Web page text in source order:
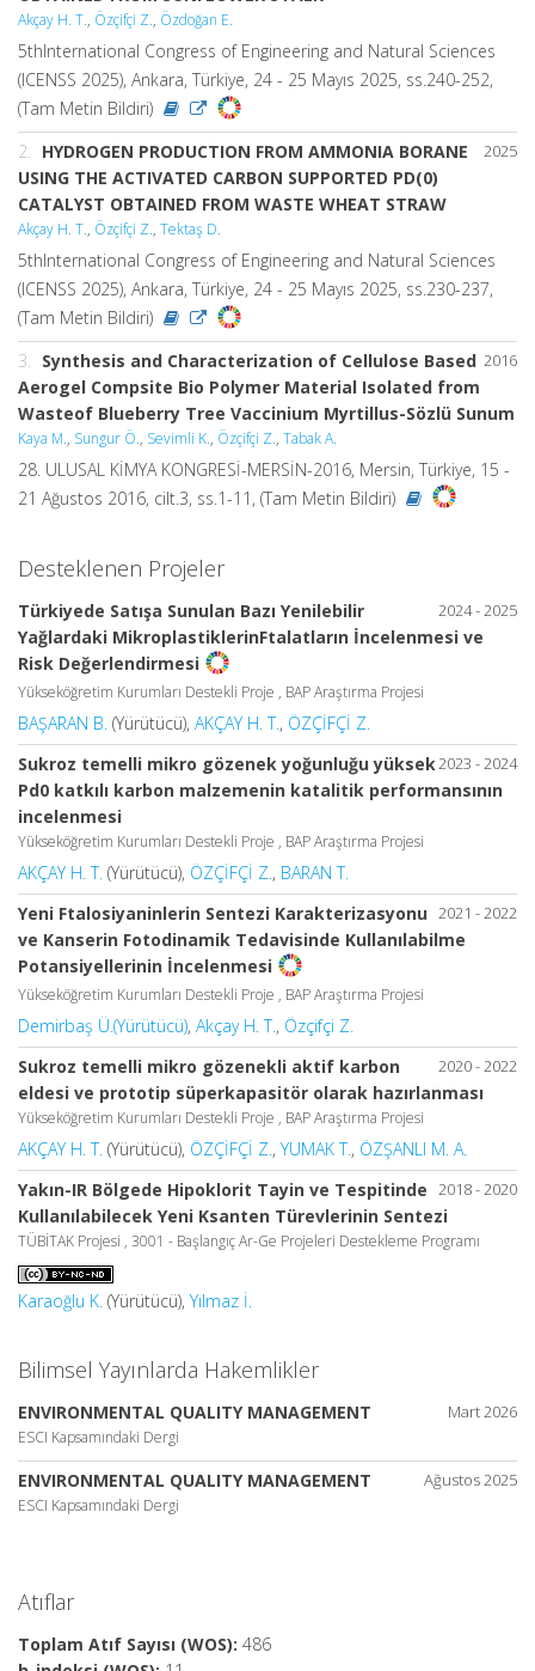
Akçay H. T., Özçifçi Z., Özdoğan E.
5thInternational Congress of Engineering and Natural Sciences
(ICENSS 2025), Ankara, Türkiye, 24 - 25 Mayıs 2025, ss.240-252,
(Tam Metin Bildiri)
2025
2. HYDROGEN PRODUCTION FROM AMMONIA BORANE
USING THE ACTIVATED CARBON SUPPORTED PD(0)
CATALYST OBTAINED FROM WASTE WHEAT STRAW
Akçay H. T., Özçifçi Z., Tektaş D.
5thInternational Congress of Engineering and Natural Sciences
(ICENSS 2025), Ankara, Türkiye, 24 - 25 Mayıs 2025, ss.230-237,
(Tam Metin Bildiri)
2016
3.
Synthesis and Characterization of Cellulose Based
Aerogel Compsite Bio Polymer Material Isolated from
Wasteof Blueberry Tree Vaccinium Myrtillus-Sözlü Sunum
Kaya M., Sungur Ö., Sevimli K., Özçifçi Z., Tabak A.
28. ULUSAL KİMYA KONGRESİ-MERSİN-2016, Mersin, Türkiye, 15 -
21 Ağustos 2016, cilt.3, ss.1-11, (Tam Metin Bildiri)
Desteklenen Projeler
2024 - 2025
Türkiyede Satışa Sunulan Bazı Yenilebilir
Yağlardaki MikroplastiklerinFtalatların İncelenmesi ve
Risk Değerlendirmesi
Yükseköğretim Kurumları Destekli Proje , BAP Araştırma Projesi
BAŞARAN B. (Yürütücü), AKÇAY H. T., ÖZÇİFÇİ Z.
2023 - 2024
Sukroz temelli mikro gözenek yoğunluğu yüksek
Pd0 katkılı karbon malzemenin katalitik performansının
incelenmesi
Yükseköğretim Kurumları Destekli Proje , BAP Araştırma Projesi
AKÇAY H. T. (Yürütücü), ÖZÇİFÇİ Z., BARAN T.
2021 - 2022
Yeni Ftalosiyaninlerin Sentezi Karakterizasyonu
ve Kanserin Fotodinamik Tedavisinde Kullanılabilme
Potansiyellerinin İncelenmesi
Yükseköğretim Kurumları Destekli Proje , BAP Araştırma Projesi
Demirbaş Ü.(Yürütücü), Akçay H. T., Özçifçi Z.
2020 - 2022
Sukroz temelli mikro gözenekli aktif karbon
eldesi ve prototip süperkapasitör olarak hazırlanması
Yükseköğretim Kurumları Destekli Proje , BAP Araştırma Projesi
AKÇAY H. T. (Yürütücü), ÖZÇİFÇİ Z., YUMAK T., ÖZŞANLI M. A.
2018 - 2020
Yakın-IR Bölgede Hipoklorit Tayin ve Tespitinde
Kullanılabilecek Yeni Ksanten Türevlerinin Sentezi
TÜBİTAK Projesi , 3001 - Başlangıç Ar-Ge Projeleri Destekleme Programı
Karaoğlu K. (Yürütücü), Yılmaz İ.
Bilimsel Yayınlarda Hakemlikler
Mart 2026
ENVIRONMENTAL QUALITY MANAGEMENT
ESCI Kapsamındaki Dergi
Ağustos 2025
ENVIRONMENTAL QUALITY MANAGEMENT
ESCI Kapsamındaki Dergi
Atıflar
Toplam Atıf Sayısı (WOS): 486